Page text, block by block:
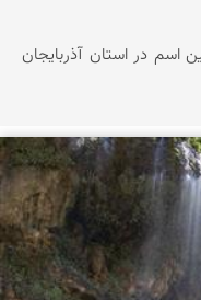
اسم در استان آذربایجان